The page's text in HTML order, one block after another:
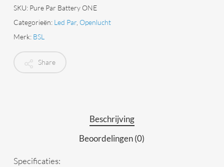
SKU: Pure Par Battery ONE
Categorieën: Led Par, Openlucht
Merk: BSL
Share
Beschrijving
Beoordelingen (0)
Specificaties: